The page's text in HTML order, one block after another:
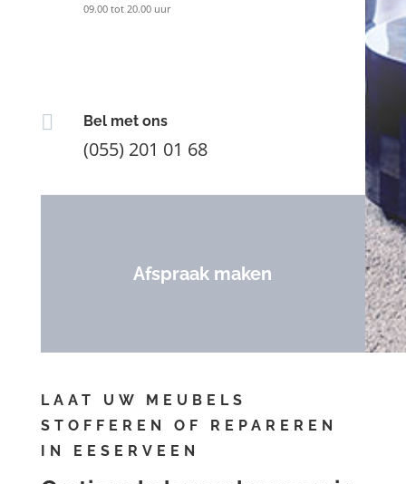
09.00 tot 20.00 uur
 Bel met ons
(055) 201 01 68
Afspraak maken
LAAT UW MEUBELS
STOFFEREN OF REPAREREN
IN EESERVEEN